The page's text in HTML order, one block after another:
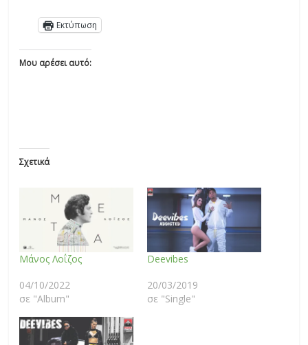
Εκτύπωση
Μου αρέσει αυτό:
Σχετικά
Μάνος Λοΐζος
04/10/2022
σε "Album"
Deevibes
20/03/2019
σε "Single"